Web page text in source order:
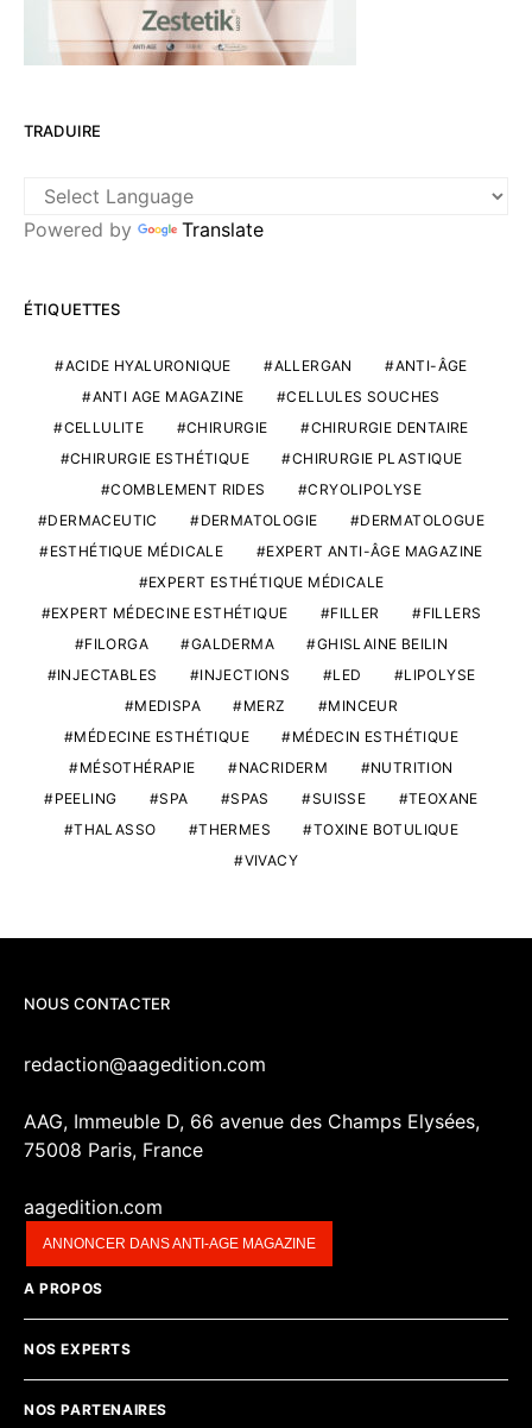
TRADUIRE
Powered by Translate
ÉTIQUETTES
ACIDE HYALURONIQUE ALLERGAN
ANTI-ÂGE
ANTI AGE MAGAZINE
CELLULES SOUCHES
CELLULITE
CHIRURGIE
CHIRURGIE DENTAIRE
CHIRURGIE ESTHÉTIQUE
CHIRURGIE PLASTIQUE
COMBLEMENT RIDES
CRYOLIPOLYSE
DERMACEUTIC
DERMATOLOGIE
DERMATOLOGUE
ESTHÉTIQUE MÉDICALE
EXPERT ANTI-ÂGE MAGAZINE
EXPERT ESTHÉTIQUE MÉDICALE
EXPERT MÉDECINE ESTHÉTIQUE
FILLER
FILLERS
FILORGA
GALDERMA
GHISLAINE BEILIN
INJECTABLES
INJECTIONS LED
LIPOLYSE
MEDISPA
MERZ
MINCEUR
MÉDECINE ESTHÉTIQUE
MÉDECIN ESTHÉTIQUE
MÉSOTHÉRAPIE
NACRIDERM
NUTRITION
PEELING
SPA SPAS SUISSE
TEOXANE
THALASSO
THERMES
TOXINE BOTULIQUE
VIVACY
NOUS CONTACTER
redaction@aagedition.com
AAG, Immeuble D, 66 avenue des Champs Elysées,
75008 Paris, France
aagedition.com
ANNONCER DANS ANTI-AGE MAGAZINE
A PROPOS
NOS EXPERTS
NOS PARTENAIRES